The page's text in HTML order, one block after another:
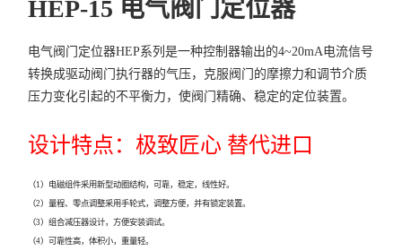
HEP-15 电气阀门定位器
电气阀门定位器HEP系列是一种控制器输出的4~20mA电流信号
转换成驱动阀门执行器的气压，克服阀门的摩擦力和调节介质
压力变化引起的不平衡力，使阀门精确、稳定的定位装置。
设计特点：极致匠心 替代进口
（1）电磁组件采用新型动圈结构，可靠，稳定，线性好。
（2）量程、零点调整采用手轮式，调整方便，并有锁定装置。
（3）组合减压器设计，方便安装调试。
（4）可靠性高，体积小，重量轻。